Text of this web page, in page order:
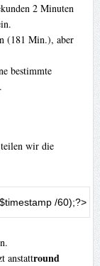
2 Minuten
(181 Min.), aber
bestimmte
wir die
$timestamp /60);?>
anstattround